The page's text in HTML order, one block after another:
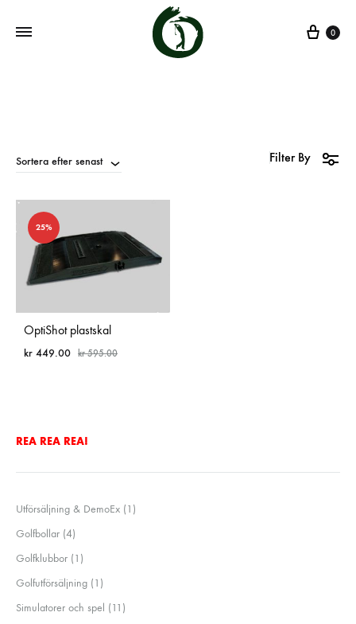
0
Sortera efter senast Filter By
25%
OptiShot plastskal
kr 449.00 kr595.00
REA REA REA!
Utförsäljning & DemoEx 1 1
Golfbollar 44
Golfklubbor 1 1
Golfutförsäljning 1 1
Simulatorer och spel 11 11